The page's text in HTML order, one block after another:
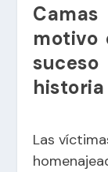
motivo
historia
Las